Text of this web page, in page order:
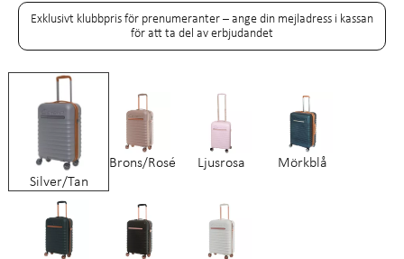
Exklusivt klubbpris för prenumeranter – ange din mejladress i kassan
för att ta del av erbjudandet
Silver/Tan
Brons/Rosé Ljusrosa Mörkblå